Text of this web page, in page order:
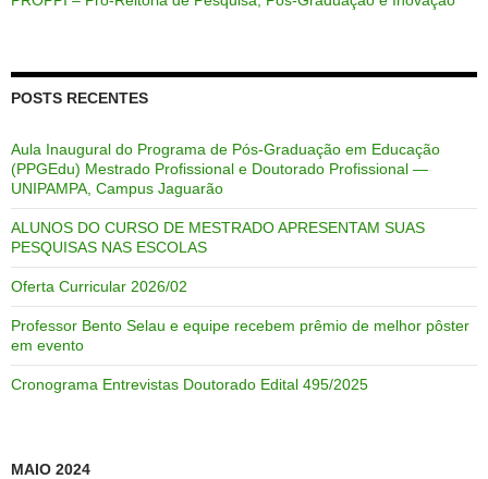
POSTS RECENTES
Aula Inaugural do Programa de Pós-Graduação em Educação
(PPGEdu) Mestrado Profissional e Doutorado Profissional —
UNIPAMPA, Campus Jaguarão
ALUNOS DO CURSO DE MESTRADO APRESENTAM SUAS
PESQUISAS NAS ESCOLAS
Oferta Curricular 2026/02
Professor Bento Selau e equipe recebem prêmio de melhor pôster
em evento
Cronograma Entrevistas Doutorado Edital 495/2025
MAIO 2024